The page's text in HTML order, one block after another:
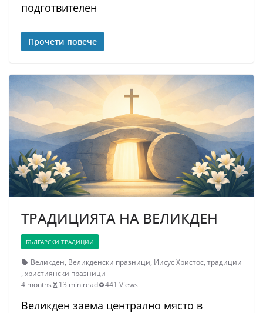
подготвителен
Прочети повече
ТРАДИЦИЯТА НА ВЕЛИКДЕН
БЪЛГАРСКИ ТРАДИЦИИ
Великден, Великденски празници, Иисус Христос, традиции
, християнски празници
4 months
13 min read 441 Views
Великден заема централно място в